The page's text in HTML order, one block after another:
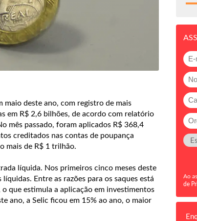
maio deste ano, com registro de mais
em R$ 2,6 bilhões, de acordo com relatório
mês passado, foram aplicados R$ 368,4
creditados nas contas de poupança
mais de R$ 1 trilhão.
líquida. Nos primeiros cinco meses deste
Entre as razões para os saques está
que estimula a aplicação em investimentos
ano, a Selic ficou em 15% ao ano, o maior
Ao
de